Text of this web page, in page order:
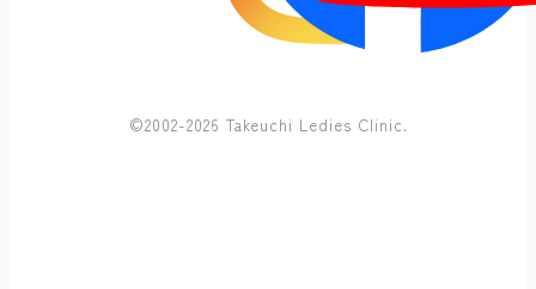
©2002-2026 Takeuchi Ledies Clinic.